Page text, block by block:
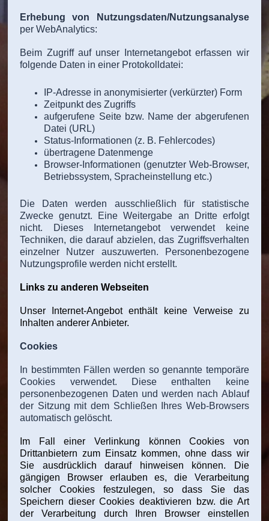
Erhebung von Nutzungsdaten/Nutzungsanalyse
per WebAnalytics:
Beim Zugriff auf unser Internetangebot erfassen wir
folgende Daten in einer Protokolldatei:
IP-Adresse in anonymisierter (verkürzter) Form
Zeitpunkt des Zugriffs
aufgerufene Seite bzw. Name der abgerufenen
Datei (URL)
Status-Informationen (z. B. Fehlercodes)
übertragene Datenmenge
Browser-Informationen (genutzter Web-Browser,
Betriebssystem, Spracheinstellung etc.)
Die Daten werden ausschließlich für statistische
Zwecke genutzt. Eine Weitergabe an Dritte erfolgt
nicht. Dieses Internetangebot verwendet keine
Techniken, die darauf abzielen, das Zugriffsverhalten
einzelner Nutzer auszuwerten. Personenbezogene
Nutzungsprofile werden nicht erstellt.
Links zu anderen Webseiten
Unser Internet-Angebot enthält keine Verweise zu
Inhalten anderer Anbieter.
Cookies
In bestimmten Fällen werden so genannte temporäre
Cookies verwendet. Diese enthalten keine
personenbezogenen Daten und werden nach Ablauf
der Sitzung mit dem Schließen Ihres Web-Browsers
automatisch gelöscht.
Im Fall einer Verlinkung können Cookies von
Drittanbietern zum Einsatz kommen, ohne dass wir
Sie ausdrücklich darauf hinweisen können. Die
gängigen Browser erlauben es, die Verarbeitung
solcher Cookies festzulegen, so dass Sie das
Speichern dieser Cookies deaktivieren bzw. die Art
der Verarbeitung durch Ihren Browser einstellen